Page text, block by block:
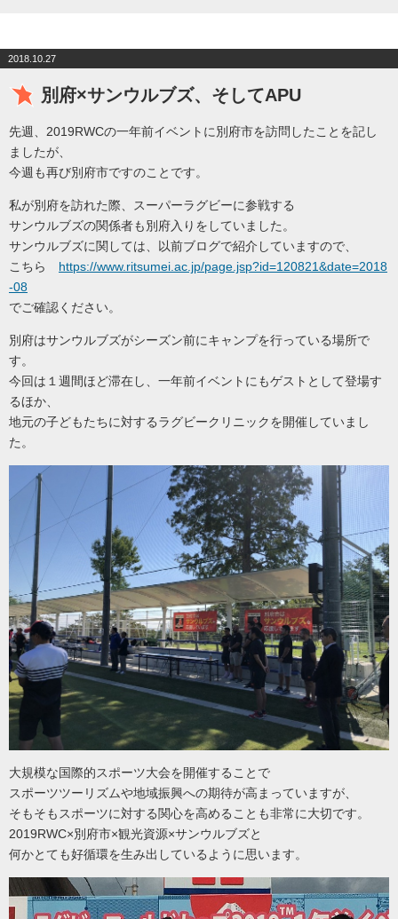
2018.10.27
別府×サンウルブズ、そしてAPU
先週、2019RWCの一年前イベントに別府市を訪問したことを記し
ましたが、
今週も再び別府市ですのことです。
私が別府を訪れた際、スーパーラグビーに参戦する
サンウルブズの関係者も別府入りをしていました。
サンウルブズに関しては、以前ブログで紹介していますので、
こちら https://www.ritsumei.ac.jp/page.jsp?id=120821&date=2018
-08
でご確認ください。
別府はサンウルブズがシーズン前にキャンプを行っている場所で
す。
今回は１週間ほど滞在し、一年前イベントにもゲストとして登場す
るほか、
地元の子どもたちに対するラグビークリニックを開催していまし
た。
大規模な国際的スポーツ大会を開催することで
スポーツツーリズムや地域振興への期待が高まっていますが、
そもそもスポーツに対する関心を高めることも非常に大切です。
2019RWC×別府市×観光資源×サンウルブズと
何かとても好循環を生み出しているように思います。